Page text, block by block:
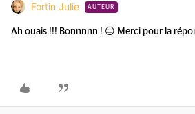
Fortin Julie AUTEUR
Ah ouais !!! Bonnnnn ! 😑 Merci pour la